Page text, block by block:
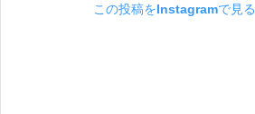
この投稿をInstagramで見る